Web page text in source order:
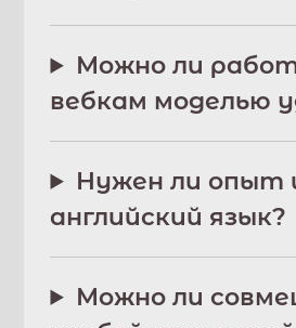
Можно ли
вебкам моделью
Нужен ли опыт
английский язык?
Можно ли